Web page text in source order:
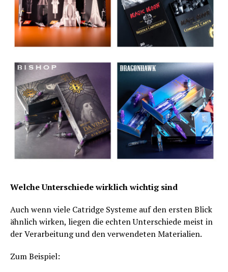
Welche Unterschiede wirklich wichtig sind
Auch wenn viele Catridge Systeme auf den ersten Blick
ähnlich wirken, liegen die echten Unterschiede meist in
der Verarbeitung und den verwendeten Materialien.
Zum Beispiel: